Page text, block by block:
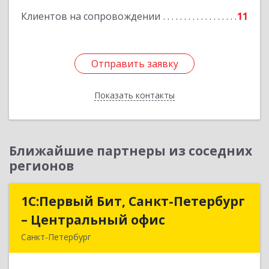
Клиентов на сопровождении 11
Отправить заявку
Показать контакты
Отправить заявку
Назад
Ближайшие партнеры из соседних
регионов
1С:Первый Бит, Санкт-Петербург
– Центральный офис
Санкт-Петербург
1С:Первый Бит, Санкт-Петербург
– Центральный офис